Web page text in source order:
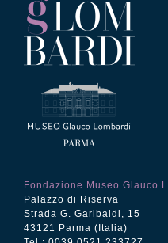
Fondazione Museo Glauco
Palazzo di Riserva
Strada G. Garibaldi, 15
43121 Parma (Italia)